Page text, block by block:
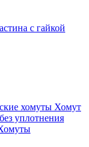
с гайкой
хомуты Хомут
уплотнения